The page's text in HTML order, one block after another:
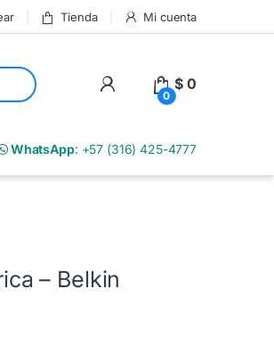
Tienda Mi cuenta
My Account
0
$ 0
WhatsApp: +57 (316) 425-4777
– Belkin